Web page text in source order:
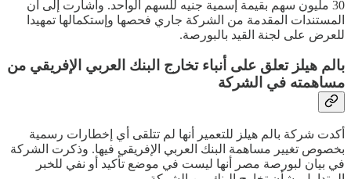
30 مليون سهم بقيمة إسمية جنيه للسهم الواحد. وأشارت إلى أن
المستندات المقدمة من الشركة جاري فحصها وإستكمالها تمهيدا
للعرض على لجنة القيد بالبورصة.
بالم هيلز تعلق على أنباء تخارج البنك العربي الإفريقي من
مساهمته في الشركة
أكدت شركة بالم هيلز للتعمير أنها لم تتلقى أي إخطارات رسمية
بخصوص تغيير مساهمة البنك العربي الإفريقي فيها. وذكرت الشركة
في بيان لبورصة مصر أنها ليست في موضع تأكيد أو نفي للخبر